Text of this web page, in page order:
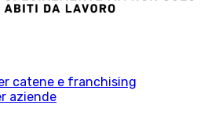
catene e franchising
aziende